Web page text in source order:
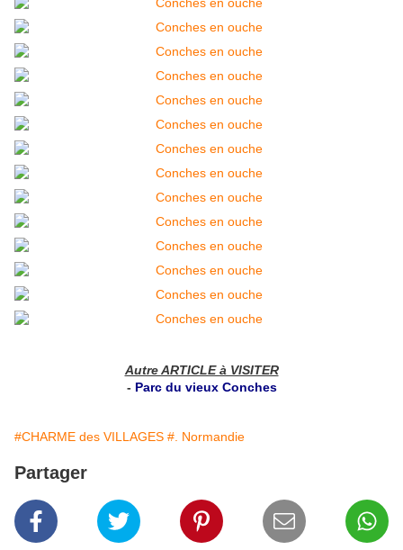
Autre ARTICLE à VISITER
- Parc du vieux Conches
#CHARME des VILLAGES #. Normandie
Partager